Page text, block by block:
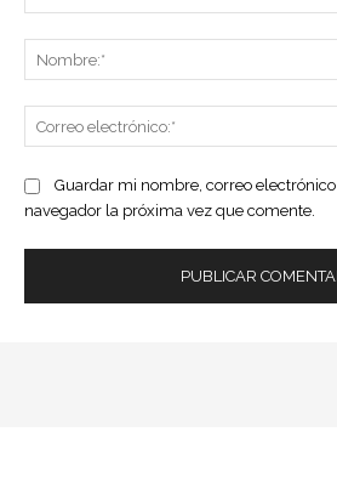
Guardar mi nombre, correo
navegador la próxima vez que comente.